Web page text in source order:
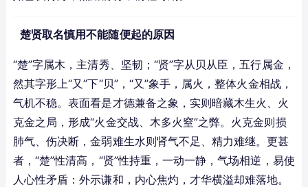
楚贤取名慎用不能随便起的原因
“楚”字属木，主清秀、坚韧；“贤”字从贝从臣，五行属金，
然其字形上“又”下“贝”，“又”象手，属火，整体火金相战，
气机不稳。表面看是才德兼备之象，实则暗藏木生火、火
克金之局，形成“火金交战、木多火窒”之弊。火克金则损
肺气、伤决断，金弱难生水则肾气不足、精力难继。更甚
者，“楚”性清高，“贤”性持重，一动一静，气场相逆，易使
人心性矛盾：外示谦和，内心焦灼，才华横溢却难落地。